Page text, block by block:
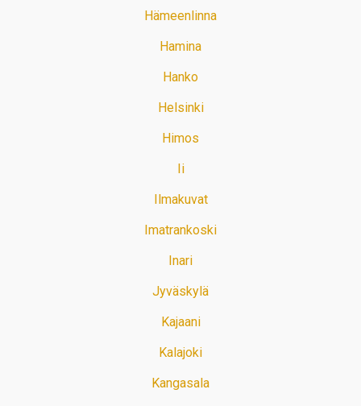
Hämeenlinna
Hamina
Hanko
Helsinki
Himos
Ii
Ilmakuvat
Imatrankoski
Inari
Jyväskylä
Kajaani
Kalajoki
Kangasala